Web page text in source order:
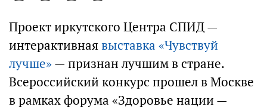
Проект иркутского Центра СПИД —
интерактивнаявыставка «Чувствуй
лучше»— признан лучшим в стране.
Всероссийский конкурс прошел в Москве
в рамках форума «Здоровье нации —